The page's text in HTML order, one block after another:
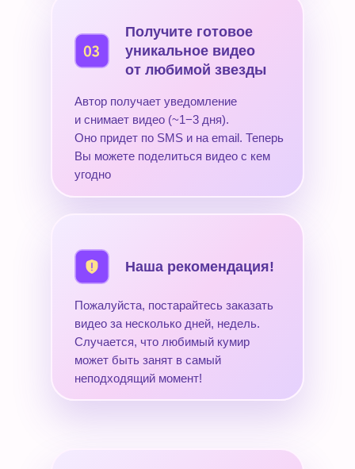
Автор получает уведомление
и снимает видео (~1−3 дня).
Оно придет по SMS и на email. Теперь
Вы можете поделиться видео с кем
угодно
Получите готовое
уникальное видео
от любимой звезды
Пожалуйста, постарайтесь заказать
видео за несколько дней, недель.
Случается, что любимый кумир
может быть занят в самый
неподходящий момент!
Наша рекомендация!